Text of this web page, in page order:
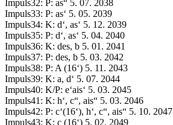
Impuls32: P: as“ 5. 07. 2038
Impuls33: P: as‘ 5. 05. 2039
Impuls34: K: d‘, as‘ 5. 12. 2039
Impuls35: P: d‘, as‘ 5. 04. 2040
Impuls36: K: des, b 5. 01. 2041
Impuls37: P: des, b 5. 03. 2042
Impuls38: P: A (16‘) 5. 11. 2043
Impuls39: K: a, d‘ 5. 07. 2044
Impuls40: K/P: e‘ais‘ 5. 03. 2045
Impuls41: K: h‘, c“, ais“ 5. 03. 2046
Impuls42: P: c‘(16‘), h‘, c“, ais“ 5. 10. 2047
Impuls43: K: c (16‘) 5. 02. 2049